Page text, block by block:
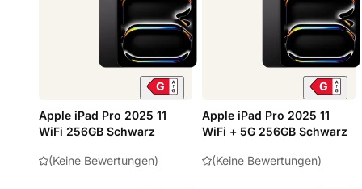
Apple iPad Pro 2025 11
WiFi 256GB Schwarz
(Keine Bewertungen)
Apple iPad Pro 2025 11
WiFi + 5G 256GB Schwarz
(Keine Bewertungen)